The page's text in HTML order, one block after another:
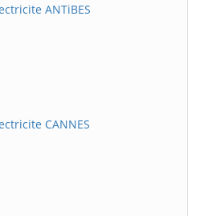
ANTiBES
CANNES